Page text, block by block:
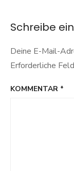
Schreibe
Deine E-Mail-
Erforderliche
KOMMENTAR *